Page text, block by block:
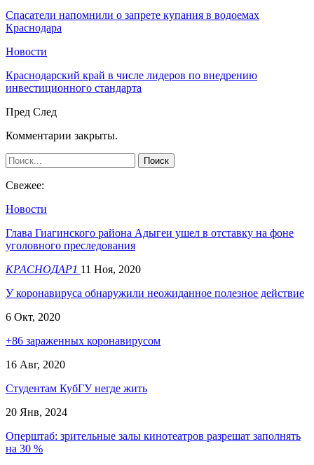
Спасатели напомнили о запрете купания в водоемах
Краснодара
Новости
Краснодарский край в числе лидеров по внедрению
инвестиционного стандарта
Пред След
Комментарии закрыты.
Свежее:
Новости
Глава Гиагинского района Адыгеи ушел в отставку на фоне
уголовного преследования
КРАСНОДАР1 11 Ноя, 2020
У коронавируса обнаружили неожиданное полезное действие
6 Окт, 2020
+86 зараженных коронавирусом
16 Авг, 2020
Студентам КубГУ негде жить
20 Янв, 2024
Оперштаб: зрительные залы кинотеатров разрешат заполнять
на 30 %